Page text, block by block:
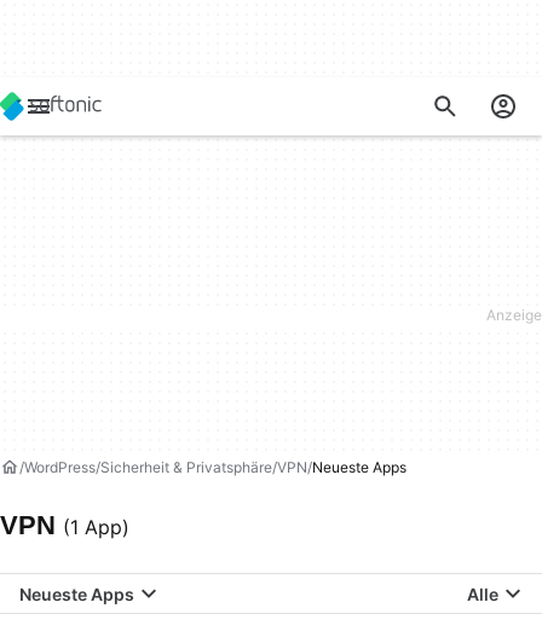
WordPress Sicherheit & Privatsphäre VPN Neueste Apps
VPN (1 App)
Neueste Apps Alle